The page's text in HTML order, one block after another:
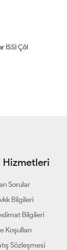
İSSİ Çöl
Hizmetleri
Sorular
Bilgileri
Bilgileri
Koşulları
Sözleşmesi